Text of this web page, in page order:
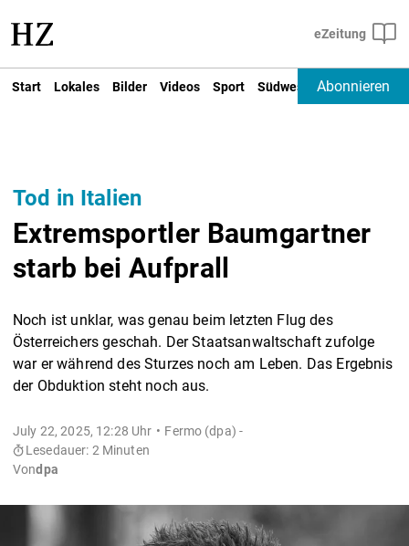
Start Lokales Bilder Videos Sport Südwest Deutschland
Abonnieren
Tod in Italien
Extremsportler Baumgartner
starb bei Aufprall
Noch ist unklar, was genau beim letzten Flug des
Österreichers geschah. Der Staatsanwaltschaft zufolge
war er während des Sturzes noch am Leben. Das Ergebnis
der Obduktion steht noch aus.
July 22, 2025, 12:28 Uhr
Fermo (dpa) -
Lesedauer: 2 Minuten
Vondpa